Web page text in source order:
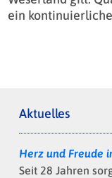
ein
Aktuelles
Herz und Freude
Seit 28 Jahren